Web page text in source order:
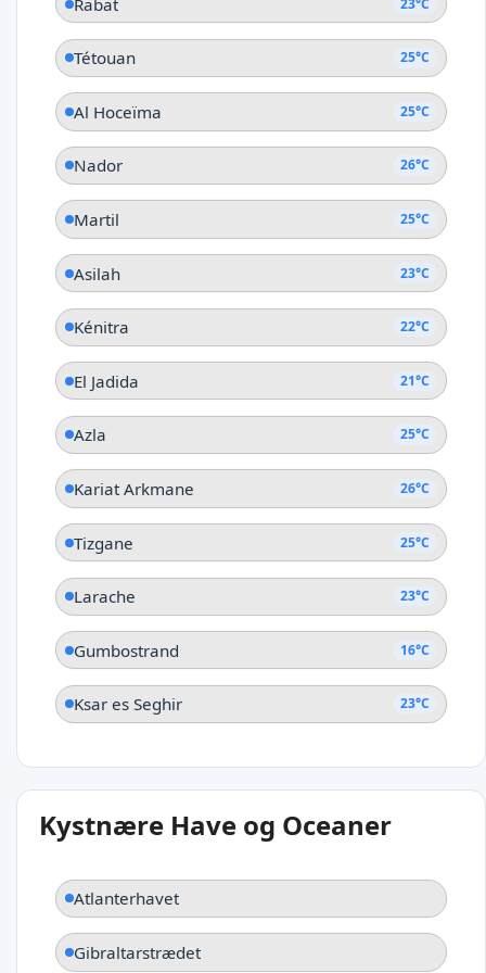
Tétouan 25°C
Al Hoceïma 25°C
Nador 26°C
Martil 25°C
Asilah 23°C
Kénitra 22°C
El Jadida 21°C
Azla 25°C
Kariat Arkmane 26°C
Tizgane 25°C
Larache 23°C
Gumbostrand 16°C
Ksar es Seghir 23°C
Kystnære Have og Oceaner
Atlanterhavet
Gibraltarstrædet